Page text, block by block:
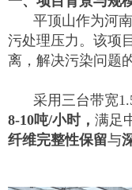
平顶山作为河
污处理压力。该项
离，解决污染问题
采用三台带宽
8-10吨/小时 ， 满足
纤维完整性保留与